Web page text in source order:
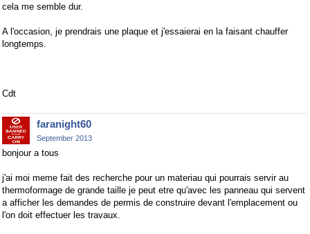
cela me semble dur.
A l'occasion, je prendrais une plaque et j'essaierai en la faisant chauffer
longtemps.
Cdt
faranight60
September 2013
bonjour a tous
j'ai moi meme fait des recherche pour un materiau qui pourrais servir au
thermoformage de grande taille je peut etre qu'avec les panneau qui servent
a afficher les demandes de permis de construire devant l'emplacement ou
l'on doit effectuer les travaux.